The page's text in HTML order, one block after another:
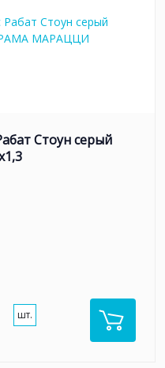
Стоун серый
шт.